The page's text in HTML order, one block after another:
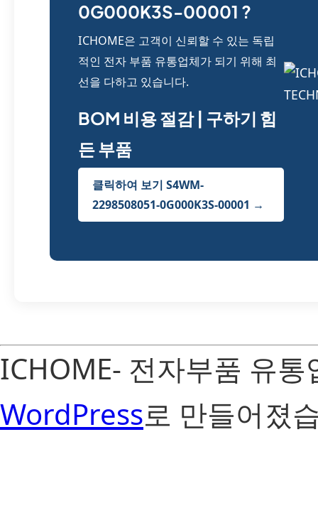
0G000K3S-00001 ?
ICHOME은 고객이 신뢰할 수 있는 독립
적인 전자 부품 유통업체가 되기 위해 최
선을 다하고 있습니다.
BOM 비용 절감 | 구하기 힘
든 부품
클릭하여 보기 S4WM-
2298508051-0G000K3S-00001 →
ICHOME- 전자부품 유
WordPress로 만들어졌